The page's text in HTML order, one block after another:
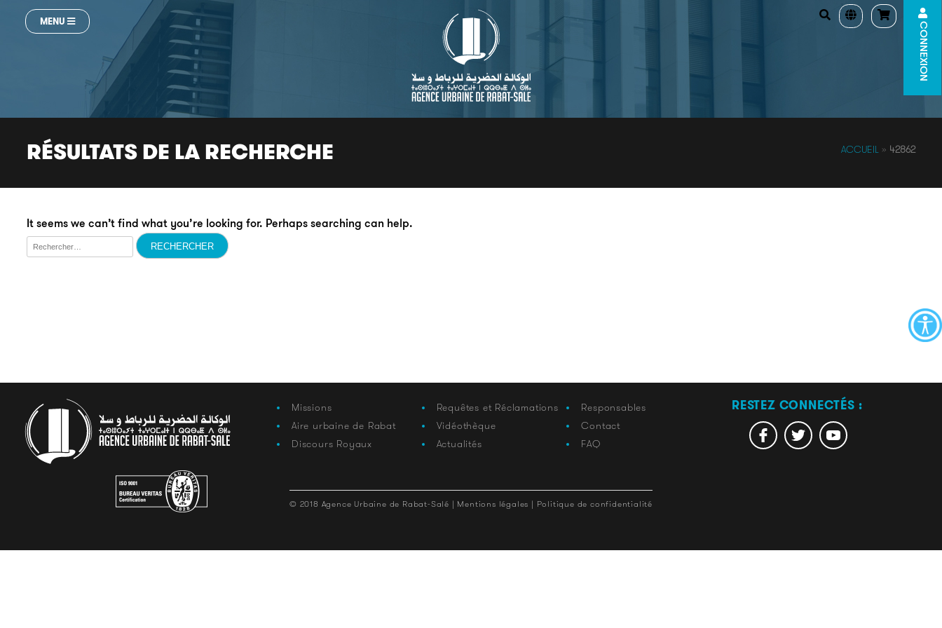
MENU CONNEXION
RÉSULTATS DE LA RECHERCHE ACCUEIL» 42862
It seems we can’t find what you’re looking for. Perhaps searching can help.
Rechercher :
Missions
Aire urbaine de Rabat
Discours Royaux
Requêtes et Réclamations
Vidéothèque
Actualités
Responsables
Contact
FAQ
RESTEZ CONNECTÉS :
© 2018 Agence Urbaine de Rabat-Salé | Mentions légales | Politique de confidentialité